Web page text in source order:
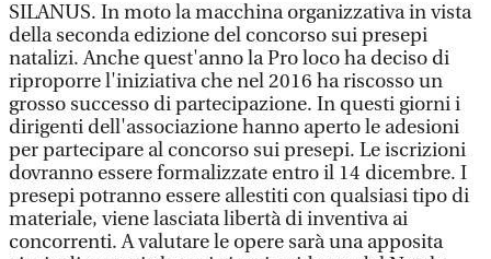
SILANUS. In moto la macchina organizzativa in vista
della seconda edizione del concorso sui presepi
natalizi. Anche quest'anno la Pro loco ha deciso di
riproporre l'iniziativa che nel 2016 ha riscosso un
grosso successo di partecipazione. In questi giorni i
dirigenti dell'associazione hanno aperto le adesioni
per partecipare al concorso sui presepi. Le iscrizioni
dovranno essere formalizzate entro il 14 dicembre. I
presepi potranno essere allestiti con qualsiasi tipo di
materiale, viene lasciata libertà di inventiva ai
concorrenti. A valutare le opere sarà una apposita